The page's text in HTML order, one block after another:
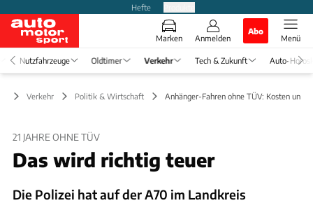
Hefte
Marken Anmelden
Abo
Menü
Nutzfahrzeuge Oldtimer Verkehr Tech & Zukunft Auto-
Verkehr Politik & Wirtschaft Anhänger-Fahren ohne TÜV: Kosten und
21 JAHRE OHNE TÜV
Das wird richtig teuer
Die Polizei hat auf der A70 im Landkreis